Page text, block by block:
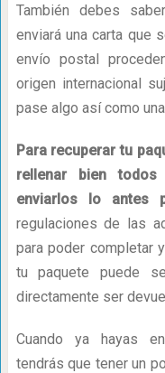
También debes
enviará una carta que
envío postal
origen internacional
pase algo así como
Para recuperar tu
rellenar bien
enviarlos lo antes
regulaciones de las
para poder completar
tu paquete puede
directamente ser
Cuando ya hayas
tendrás que tener un